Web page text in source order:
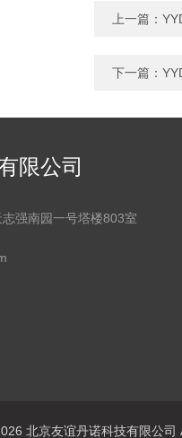
上一篇：
下一篇：
限公司
强南园一号塔楼803室
北京友谊丹诺科技有限